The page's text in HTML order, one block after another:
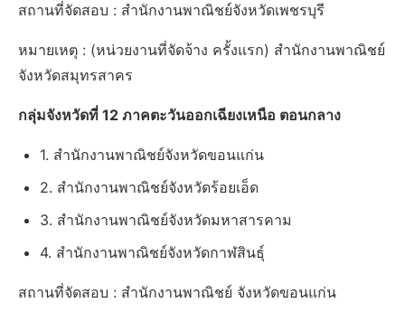
สถานที่จัดสอบ : สำนักงานพาณิชย์จังหวัดเพชรบุรี
หมายเหตุ : (หน่วยงานที่จัดจ้าง ครั้งแรก) สำนักงานพาณิชย์
จังหวัดสมุทรสาคร
กลุ่มจังหวัดที่ 12 ภาคตะวันออกเฉียงเหนือ ตอนกลาง
1. สำนักงานพาณิชย์จังหวัดขอนแก่น
2. สำนักงานพาณิชย์จังหวัดร้อยเอ็ด
3. สำนักงานพาณิชย์จังหวัดมหาสารคาม
4. สำนักงานพาณิชย์จังหวัดกาฬสินธุ์
สถานที่จัดสอบ : สำนักงานพาณิชย์ จังหวัดขอนแก่น